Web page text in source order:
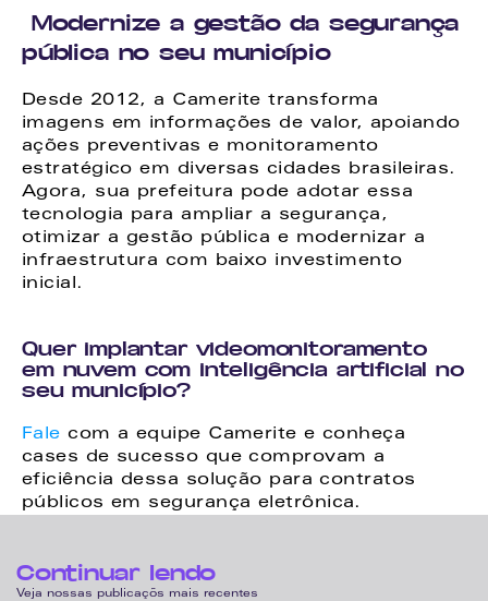
Modernize a gestão da segurança
pública no seu município
Desde 2012, a Camerite transforma
imagens em informações de valor, apoiando
ações preventivas e monitoramento
estratégico em diversas cidades brasileiras.
Agora, sua prefeitura pode adotar essa
tecnologia para ampliar a segurança,
otimizar a gestão pública e modernizar a
infraestrutura com baixo investimento
inicial.
Quer implantar videomonitoramento
em nuvem com inteligência artificial no
seu município?
Fale com a equipe Camerite e conheça
cases de sucesso que comprovam a
eficiência dessa solução para contratos
públicos em segurança eletrônica.
Continuar lendo
Veja nossas publicaçõs mais recentes